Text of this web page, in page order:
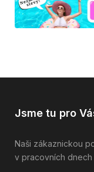
Jsme tu pro
Naši zákaznickou
v pracovních